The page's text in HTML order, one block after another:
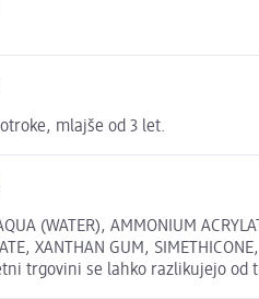
mlajše od 3 let.
(WATER), AMMONIUM
XANTHAN GUM,
trgovini se lahko razlikujejo od